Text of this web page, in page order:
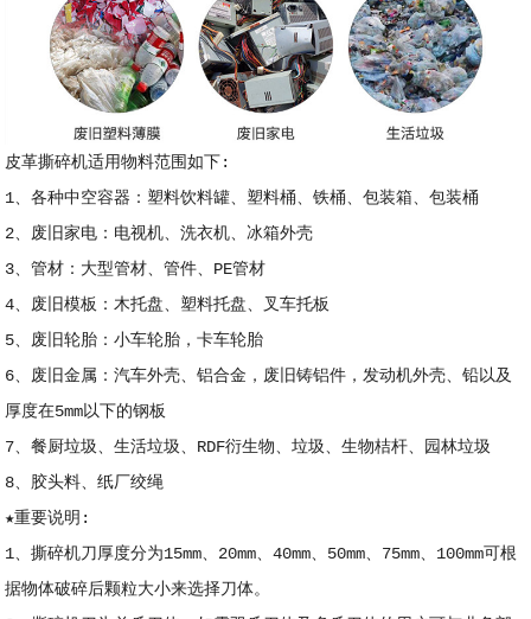
皮革撕碎机适用物料范围如下:
1、各种中空容器：塑料饮料罐、塑料桶、铁桶、包装箱、包装桶
2、废旧家电：电视机、洗衣机、冰箱外壳
3、管材：大型管材、管件、PE管材
4、废旧模板：木托盘、塑料托盘、叉车托板
5、废旧轮胎：小车轮胎，卡车轮胎
6、废旧金属：汽车外壳、铝合金，废旧铸铝件，发动机外壳、铅以及
厚度在5mm以下的钢板
7、餐厨垃圾、生活垃圾、RDF衍生物、垃圾、生物桔杆、园林垃圾
8、胶头料、纸厂绞绳
★重要说明:
1、撕碎机刀厚度分为15mm、20mm、40mm、50mm、75mm、100mm可根
据物体破碎后颗粒大小来选择刀体。